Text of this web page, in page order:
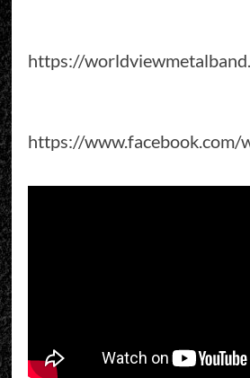
https://
https://www.facebook.com/